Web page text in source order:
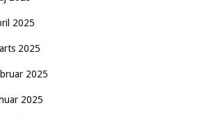
2025
2025
2025
2025